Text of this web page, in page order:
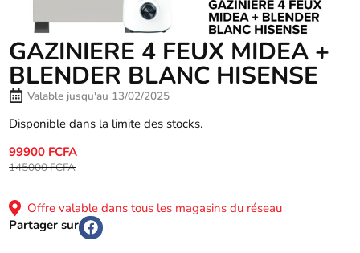
GAZINIERE 4 FEUX MIDEA +
BLENDER BLANC HISENSE
Valable jusqu'au 13/02/2025
Disponible dans la limite des stocks.
99900 FCFA
145000 FCFA
Offre valable dans tous les magasins du réseau
Partager sur